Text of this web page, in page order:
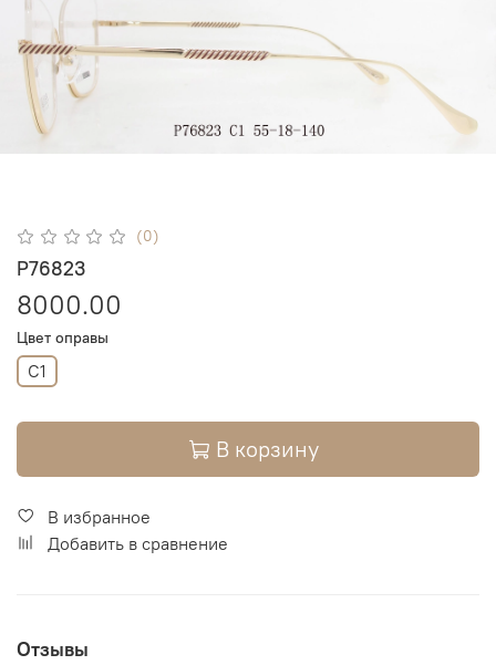
(0)
P76823
8000.00
Цвет оправы
C1
В корзину
В избранное
Добавить в сравнение
Отзывы